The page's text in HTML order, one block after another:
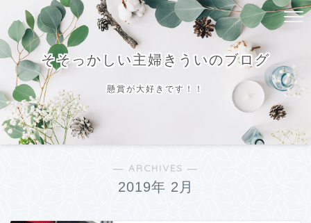
そそっかしい主婦きういのブログ
懸賞が大好きです！！
― ARCHIVES ―
2019年 2月